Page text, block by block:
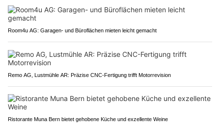
Room4u AG: Garagen- und Büroflächen mieten leicht gemacht
Remo AG, Lustmühle AR: Präzise CNC-Fertigung trifft Motorrevision
Ristorante Muna Bern bietet gehobene Küche und exzellente Weine